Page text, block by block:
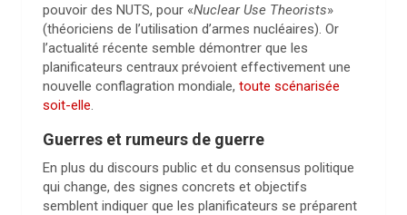
pouvoir des NUTS, pour «Nuclear Use Theorists»
(théoriciens de l’utilisation d’armes nucléaires). Or
l’actualité récente semble démontrer que les
planificateurs centraux prévoient effectivement une
nouvelle conflagration mondiale, toute scénarisée
soit-elle.
Guerres et rumeurs de guerre
En plus du discours public et du consensus politique
qui change, des signes concrets et objectifs
semblent indiquer que les planificateurs se préparent